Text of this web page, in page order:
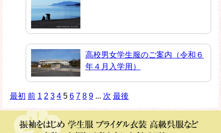
高校男女学生服のご案内（令和６
年４月入学用）
最初 前 1 2 3 4 5 6 7 8 9 ... 次 最後